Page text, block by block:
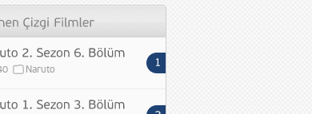
Naruto